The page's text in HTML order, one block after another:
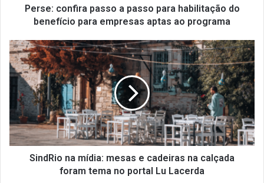
empresas
ao
programa
Perse: confira passo a passo para habilitação do
benefício para empresas aptas ao programa
SindRio
na
mídia:
mesas
cadeiras
na
calçada
foram
SindRio na mídia: mesas e cadeiras na calçada
foram tema no portal Lu Lacerda